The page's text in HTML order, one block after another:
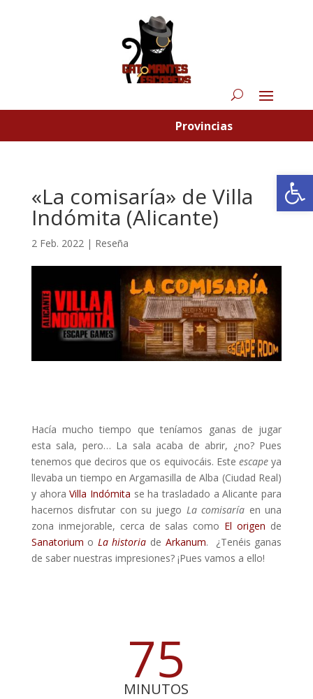
Provincias
«La comisaría» de Villa
Indómita (Alicante)
2 Feb. 2022| Reseña
Hacía mucho tiempo que teníamos ganas de jugar
esta sala, pero… La sala acaba de abrir, ¿no? Pues
tenemos que deciros que os equivocáis. Esteescape ya
llevaba un tiempo en Argamasilla de Alba (Ciudad Real)
y ahoraVilla Indómita se ha trasladado a Alicante para
hacernos disfrutar con su juego La comisaría en una
zona inmejorable, cerca de salas como El origen de
Sanatorium o La historia de Arkanum. ¿Tenéis ganas
de saber nuestras impresiones? ¡Pues vamos a ello!
75
MINUTOS